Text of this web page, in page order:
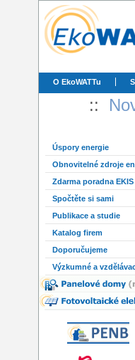
O EkoWATTu
::
Úspory energie
Obnovitelné zdroje
Zdarma poradna EKIS
Spočtěte si sami
Publikace a studie
Katalog firem
Doporučujeme
Výzkumné a